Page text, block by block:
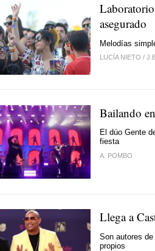
asegurado
Melodías
LUCÍA NIETO /
Bailando
El dúo Gente
fiesta
A. POMBO
Llega a
Son autores
propios